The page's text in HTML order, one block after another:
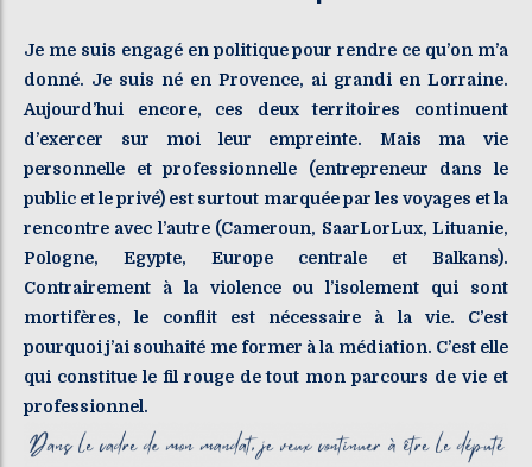
Je me suis engagé en politique pour rendre ce qu’on m’a
donné. Je suis né en Provence, ai grandi en Lorraine.
Aujourd’hui encore, ces deux territoires continuent
d’exercer sur moi leur empreinte. Mais ma vie
personnelle et professionnelle (entrepreneur dans le
public et le privé) est surtout marquée par les voyages et la
rencontre avec l’autre (Cameroun, SaarLorLux, Lituanie,
Pologne, Egypte, Europe centrale et Balkans).
Contrairement à la violence ou l’isolement qui sont
mortifères, le conflit est nécessaire à la vie. C’est
pourquoi j’ai souhaité me former à la médiation. C’est elle
qui constitue le fil rouge de tout mon parcours de vie et
professionnel.